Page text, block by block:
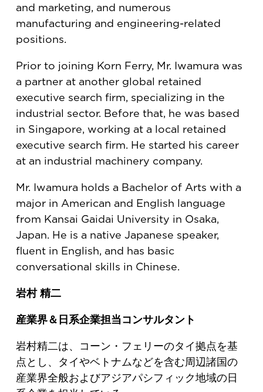
and marketing, and numerous
manufacturing and engineering-related
positions.
Prior to joining Korn Ferry, Mr. Iwamura was
a partner at another global retained
executive search firm, specializing in the
industrial sector. Before that, he was based
in Singapore, working at a local retained
executive search firm. He started his career
at an industrial machinery company.
Mr. Iwamura holds a Bachelor of Arts with a
major in American and English language
from Kansai Gaidai University in Osaka,
Japan. He is a native Japanese speaker,
fluent in English, and has basic
conversational skills in Chinese.
岩村 精二
産業界＆日系企業担当コンサルタント
岩村精二は、コーン・フェリーのタイ拠点を基
点とし、タイやベトナムなどを含む周辺諸国の
産業界全般およびアジアパシフィック地域の日